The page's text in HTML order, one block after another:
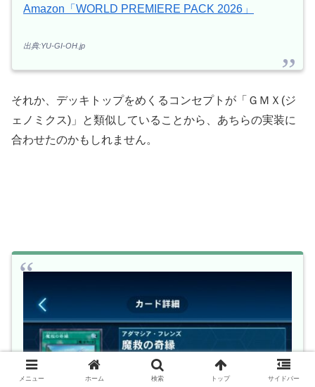
Amazon「WORLD PREMIERE PACK 2026」
出典:YU-GI-OH.jp
それか、デッキトップをめくるコンセプトが「ＧＭＸ(ジ
ェノミクス)」と類似していることから、あちらの実装に
合わせたのかもしれません。
メニュー ホーム 検索 トップ サイドバー